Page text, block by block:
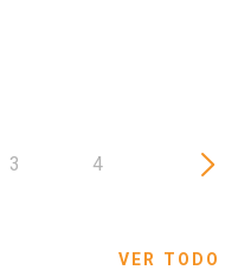
3 4
VER TODO